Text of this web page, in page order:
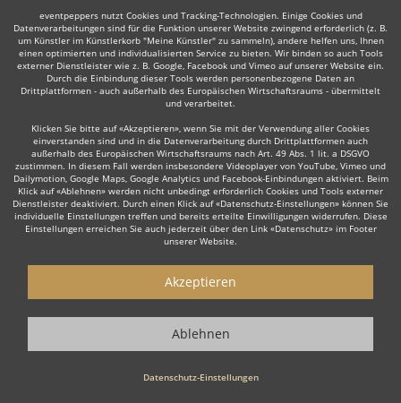
Auch interessant:
Zitherspieler Kabarettist & Komiker Burlesque
Starten Sie mit dem Button 'Kostenlos anfragen' eine Anfrage an die für
Sie interessanten Unterhaltungskünstler - also z. B. bestimmte
Gedankenleser. Diesen Button finden Sie auf den jeweiligen Künstler-
eventpeppers nutzt Cookies und Tracking-Technologien. Einige Cookies und
Datenverarbeitungen sind für die Funktion unserer Website zwingend erforderlich (z. B.
um Künstler im Künstlerkorb "Meine Künstler" zu sammeln), andere helfen uns, Ihnen
einen optimierten und individualisierten Service zu bieten. Wir binden so auch Tools
externer Dienstleister wie z. B. Google, Facebook und Vimeo auf unserer Website ein.
Durch die Einbindung dieser Tools werden personenbezogene Daten an
Drittplattformen - auch außerhalb des Europäischen Wirtschaftsraums - übermittelt
und verarbeitet.
Klicken Sie bitte auf «Akzeptieren», wenn Sie mit der Verwendung aller Cookies
einverstanden sind und in die Datenverarbeitung durch Drittplattformen auch
außerhalb des Europäischen Wirtschaftsraums nach Art. 49 Abs. 1 lit. a DSGVO
zustimmen. In diesem Fall werden insbesondere Videoplayer von YouTube, Vimeo und
Dailymotion, Google Maps, Google Analytics und Facebook-Einbindungen aktiviert. Beim
Klick auf «Ablehnen» werden nicht unbedingt erforderlich Cookies und Tools externer
Dienstleister deaktiviert. Durch einen Klick auf «Datenschutz-Einstellungen» können Sie
individuelle Einstellungen treffen und bereits erteilte Einwilligungen widerrufen. Diese
Einstellungen erreichen Sie auch jederzeit über den Link «Datenschutz» im Footer
unserer Website.
Datenschutz-Einstellungen
Akzeptieren
Ablehnen